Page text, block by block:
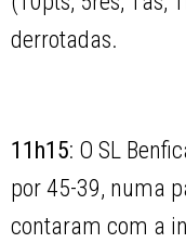
derrotadas.
11h15: O SL
por 45-39, numa
contaram com a